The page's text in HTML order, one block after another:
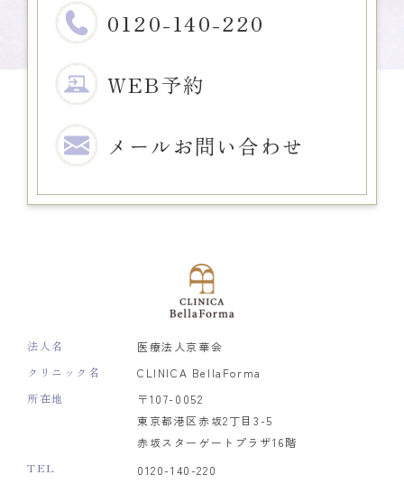
0120-140-220
WEB予約
メールお問い合わせ
法人名
医療法人京華会
クリニック名
CLINICA BellaForma
所在地
〒107-0052
東京都港区赤坂2丁目3-5
赤坂スターゲートプラザ16階
TEL
0120-140-220